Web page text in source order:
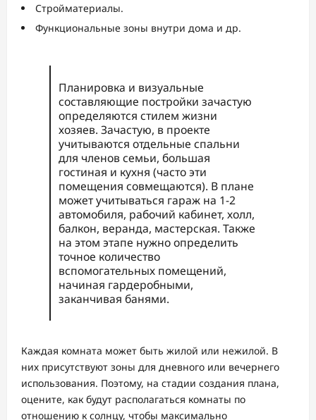
Стройматериалы.
Функциональные зоны внутри дома и др.
Планировка и визуальные
составляющие постройки зачастую
определяются стилем жизни
хозяев. Зачастую, в проекте
учитываются отдельные спальни
для членов семьи, большая
гостиная и кухня (часто эти
помещения совмещаются). В плане
может учитываться гараж на 1-2
автомобиля, рабочий кабинет, холл,
балкон, веранда, мастерская. Также
на этом этапе нужно определить
точное количество
вспомогательных помещений,
начиная гардеробными,
заканчивая банями.
Каждая комната может быть жилой или нежилой. В
них присутствуют зоны для дневного или вечернего
использования. Поэтому, на стадии создания плана,
оцените, как будут располагаться комнаты по
отношению к солнцу, чтобы максимально